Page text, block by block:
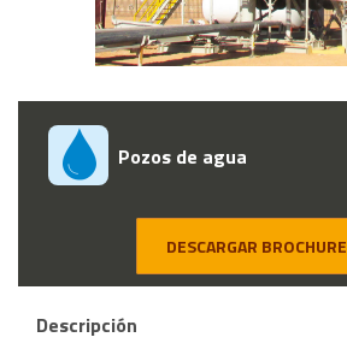
Pozos de agua
DESCARGAR BROCHURE
Descripción